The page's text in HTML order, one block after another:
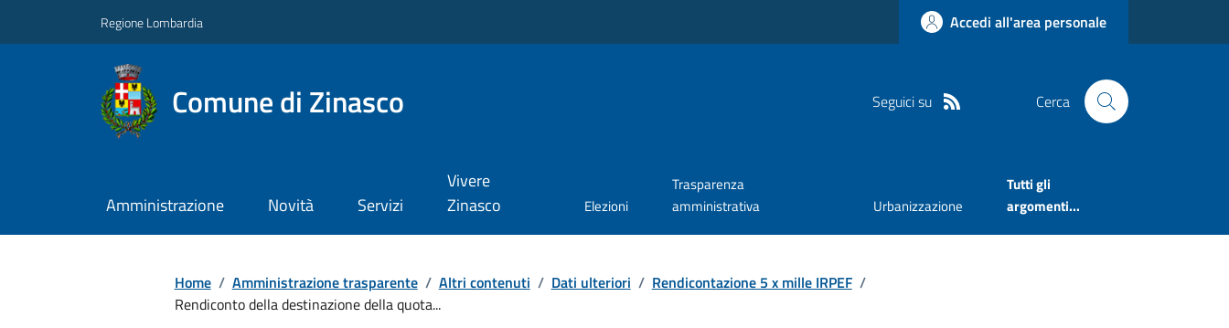
Regione Lombardia Accedi all'area personale
Comune di Zinasco Seguici su Cerca
Amministrazione Novità Servizi
Vivere
Zinasco
Elezioni
Trasparenza
amministrativa
Urbanizzazione
Tutti gli
argomenti...
Home / Amministrazione trasparente / Altri contenuti / Dati ulteriori / Rendicontazione 5 x mille IRPEF /
Rendiconto della destinazione della quota...